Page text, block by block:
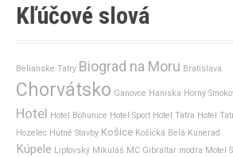
Kľúčové slová
Belianske Tatry Biograd na Moru Bratislava
Chorvátsko Ganovce Haniska Horný
Hotel Hotel Bohunice Hotel Sport Hotel Tatra Hotel
Hozelec Hutné Stavby Košice Košická Belá Kunerad
Kúpele Liptovský Mikuláš MC Gibraltar modra Motel